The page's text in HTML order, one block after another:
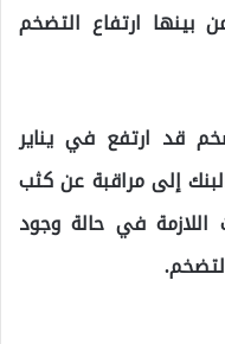
بينها ارتفاع التضخم
قد ارتفع في يناير
إلى مراقبة عن كثب
اللازمة في حالة وجود